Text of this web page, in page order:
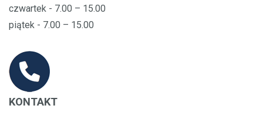
czwartek - 7.00 – 15.00
piątek - 7.00 – 15.00
KONTAKT